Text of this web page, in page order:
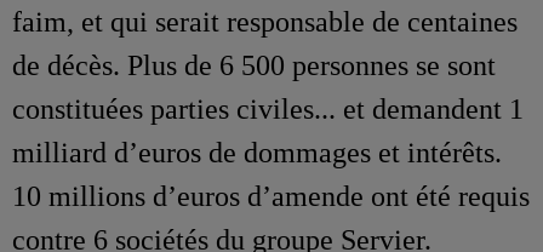
faim, et qui serait responsable de centaines
de décès. Plus de 6 500 personnes se sont
constituées parties civiles... et demandent 1
milliard d’euros de dommages et intérêts.
10 millions d’euros d’amende ont été requis
contre 6 sociétés du groupe Servier.